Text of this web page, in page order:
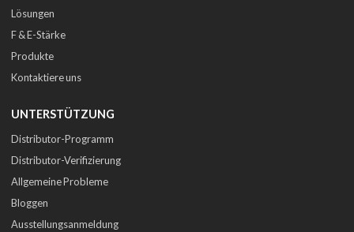
Lösungen
F & E-Stärke
Produkte
Kontaktiere uns
UNTERSTÜTZUNG
Distributor-Programm
Distributor-Verifizierung
Allgemeine Probleme
Bloggen
Ausstellungsanmeldung